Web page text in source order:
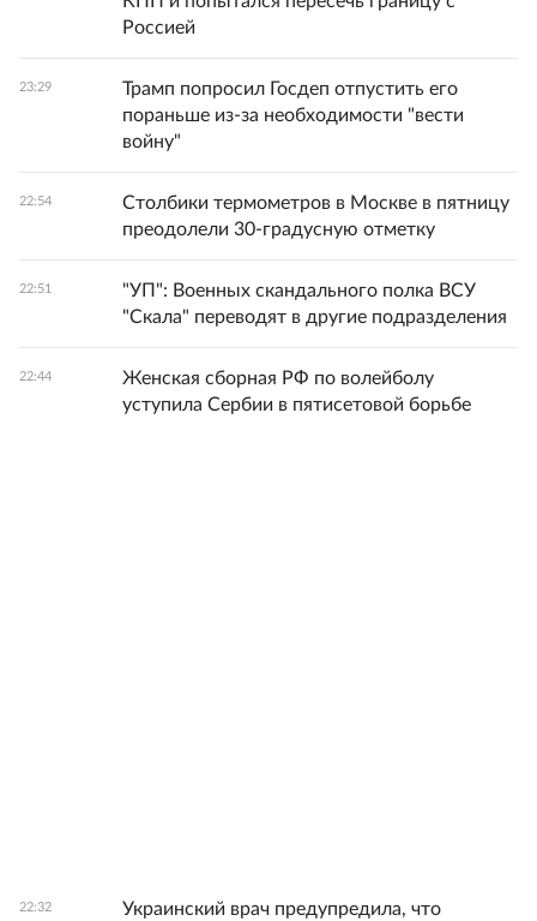
Россией
23:29
Трамп попросил Госдеп отпустить его
пораньше из-за необходимости "вести
войну"
22:54
Столбики термометров в Москве в пятницу
преодолели 30-градусную отметку
22:51
"УП": Военных скандального полка ВСУ
"Скала" переводят в другие подразделения
22:44
Женская сборная РФ по волейболу
уступила Сербии в пятисетовой борьбе
22:32
Украинский врач предупредила, что